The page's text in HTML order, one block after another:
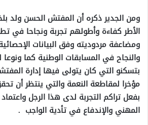
ومن الجدير ذكره أن المفتش الحسن ولد
الأطر كفاءة وأطولهم تجربة ونجاحا في
ومضاعفة مردوديته وفق البيانات
والنجاح في المسابقات الوطنية كما
بتسكنو التي كان يتولى فيها إدارة
مؤخرا لمقاطعة النعمة والتي ينتظر أن
بفعل تراكم التجربة لدى هذا الرجل
المهني والإندفاع في تأدية الواجب .